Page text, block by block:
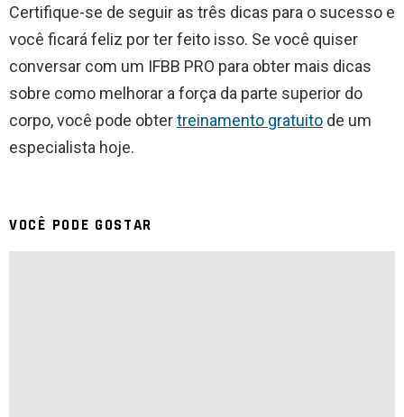
Certifique-se de seguir as três dicas para o sucesso e
você ficará feliz por ter feito isso. Se você quiser
conversar com um IFBB PRO para obter mais dicas
sobre como melhorar a força da parte superior do
corpo, você pode obtertreinamento gratuito de um
especialista hoje.
VOCÊ PODE GOSTAR